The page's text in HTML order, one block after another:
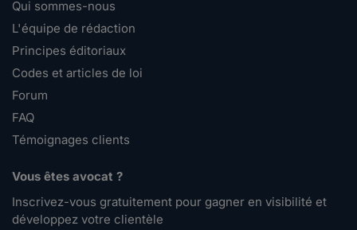
Qui sommes-nous
L'équipe de rédaction
Principes éditoriaux
Codes et articles de loi
Forum
FAQ
Témoignages clients
Vous êtes avocat ?
Inscrivez-vous gratuitement pour gagner en visibilité et
développez votre clientèle